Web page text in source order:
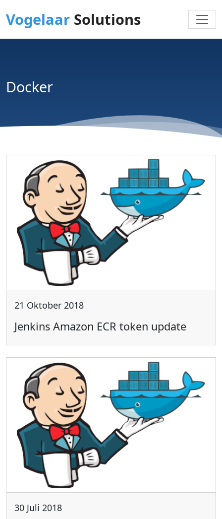
Vogelaar Solutions
Docker
21 Oktober 2018
Jenkins Amazon ECR token update
30 Juli 2018